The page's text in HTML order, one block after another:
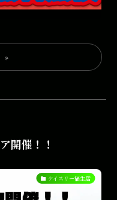
開催！！
ケイスリー福生店